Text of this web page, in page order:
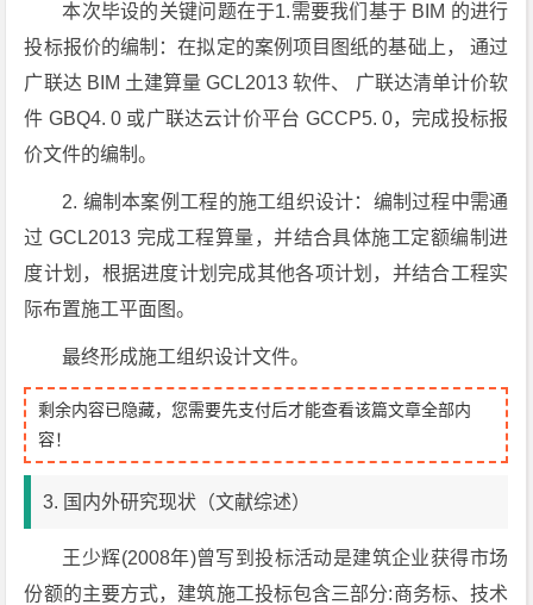
本次毕设的关键问题在于1.需要我们基于 BIM 的进行
投标报价的编制：在拟定的案例项目图纸的基础上， 通过
广联达 BIM 土建算量 GCL2013 软件、 广联达清单计价软
件 GBQ4. 0 或广联达云计价平台 GCCP5. 0，完成投标报
价文件的编制。
2. 编制本案例工程的施工组织设计：编制过程中需通
过 GCL2013 完成工程算量，并结合具体施工定额编制进
度计划，根据进度计划完成其他各项计划，并结合工程实
际布置施工平面图。
最终形成施工组织设计文件。
剩余内容已隐藏，您需要先支付后才能查看该篇文章全部内
容！
3. 国内外研究现状（文献综述）
王少辉(2008年)曾写到投标活动是建筑企业获得市场
份额的主要方式，建筑施工投标包含三部分:商务标、技术